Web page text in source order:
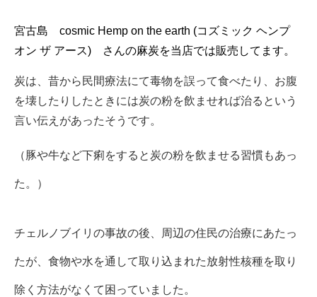
宮古島 cosmic Hemp on the earth (コズミック ヘンプ
オン ザ アース) さんの麻炭を当店では販売してます。
炭は、昔から民間療法にて毒物を誤って食べたり、お腹
を壊したりしたときには炭の粉を飲ませれば治るという
言い伝えがあったそうです。
（豚や牛など下痢をすると炭の粉を飲ませる習慣もあっ
た。）
チェルノブイリの事故の後、周辺の住民の治療にあたっ
たが、食物や水を通して取り込まれた放射性核種を取り
除く方法がなくて困っていました。